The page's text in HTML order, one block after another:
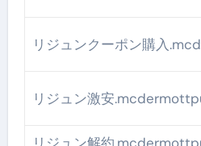
リジュンクーポン購入
リジュン激安